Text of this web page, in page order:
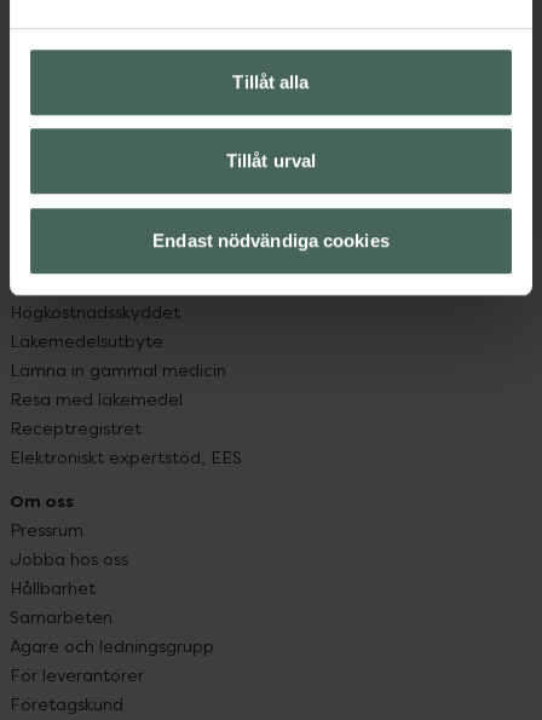
Tillåt alla
Tillåt urval
Endast nödvändiga cookies
Hitta apotek
Leverans, betalning och retur
Kundklubb
Köpvillkor
Om recept och läkemedel
Fullmakter
Högkostnadsskyddet
Läkemedelsutbyte
Lämna in gammal medicin
Resa med läkemedel
Receptregistret
Elektroniskt expertstöd, EES
Om oss
Pressrum
Jobba hos oss
Hållbarhet
Samarbeten
Ägare och ledningsgrupp
För leverantörer
Företagskund